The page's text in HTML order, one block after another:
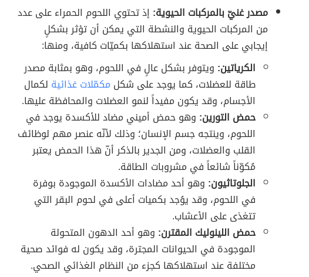
مصدر غنيّ بالمركبات الحيوية: إذ تحتوي اللحوم الحمراء على عدد
من المركبات الحيوية والنشطة التي يمكن أن تؤثر بشكلٍ
إيجابي على الصحة عند استهلاكها بكميّات كافية، ومنها:
الكرياتين: ويتوفر بشكل عالٍ في اللحوم، وهو بمثابة مصدر
طاقة للعضلات، كما يوجد على شكل مكمّلات غذائية لكمال
الأجسام، وقد يكون مفيداً لنمو العضلات والمحافظة عليها.
حمض التورين: وهو حمض أميني مضاد للأكسدة يوجد في
اللحوم، وينتجه جسم الإنسان؛ وذلك لأنّه عنصر مهم لوظائف
القلب والعضلات، ومن الجدير بالذكر أنّ هذا الحمض يعتبر
مُكوّناً شائعاً في مشروبات الطاقة.
الجلوتاثيون: وهو أحد مضادات الأكسدة الموجودة بوفرة
في اللحوم، وقد يوُجد بكميات أعلى في لحوم البقر التي
تتغذى على الأعشاب.
حمض اللينوليك المقترن: وهو أحد الدهون المتحولة
الموجودة في الحيوانات المجترة، وقد يكون له فوائد صحية
مختلفة عند استهلاكها كجزء من النظام الغذائي الصحي.